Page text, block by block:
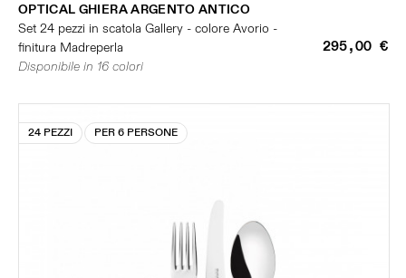
OPTICAL GHIERA ARGENTO ANTICO
Set 24 pezzi in scatola Gallery - colore Avorio -
finitura Madreperla
295,00 €
Disponibile in 16 colori
24 PEZZI PER 6 PERSONE